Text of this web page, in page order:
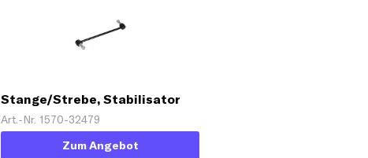
Stange/Strebe, Stabilisator
'PROKIT'
Art.-Nr. 1570-32479
Zum Angebot